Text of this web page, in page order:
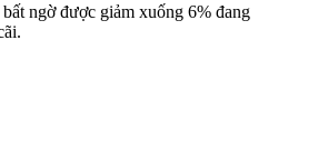
ngờ được giảm xuống 6% đang